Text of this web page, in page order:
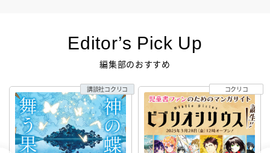
Editor’s Pick Up
編集部のおすすめ
講談社コクリコ コクリコ